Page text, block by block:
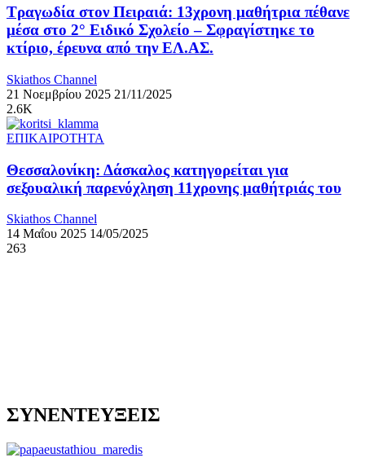
Τραγωδία στον Πειραιά: 13χρονη μαθήτρια πέθανε
μέσα στο 2° Ειδικό Σχολείο – Σφραγίστηκε το
κτίριο, έρευνα από την ΕΛ.ΑΣ.
Skiathos Channel
21 Νοεμβρίου 2025 21/11/2025
2.6K
ΕΠΙΚΑΙΡΟΤΗΤΑ
Θεσσαλονίκη: Δάσκαλος κατηγορείται για
σεξουαλική παρενόχληση 11χρονης μαθήτριάς του
Skiathos Channel
14 Μαΐου 2025 14/05/2025
263
ΣΥΝΕΝΤΕΥΞΕΙΣ